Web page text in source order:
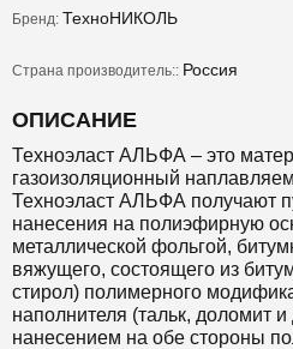
Бренд: ТехноНИКОЛЬ
Страна производитель:: Россия
ОПИСАНИЕ
Техноэласт АЛЬФА – это
газоизоляционный
Техноэласт АЛЬФА получают
нанесения на полиэфирную
металлической фольгой,
вяжущего, состоящего из
стирол) полимерного
наполнителя (тальк, доломит
нанесением на обе стороны